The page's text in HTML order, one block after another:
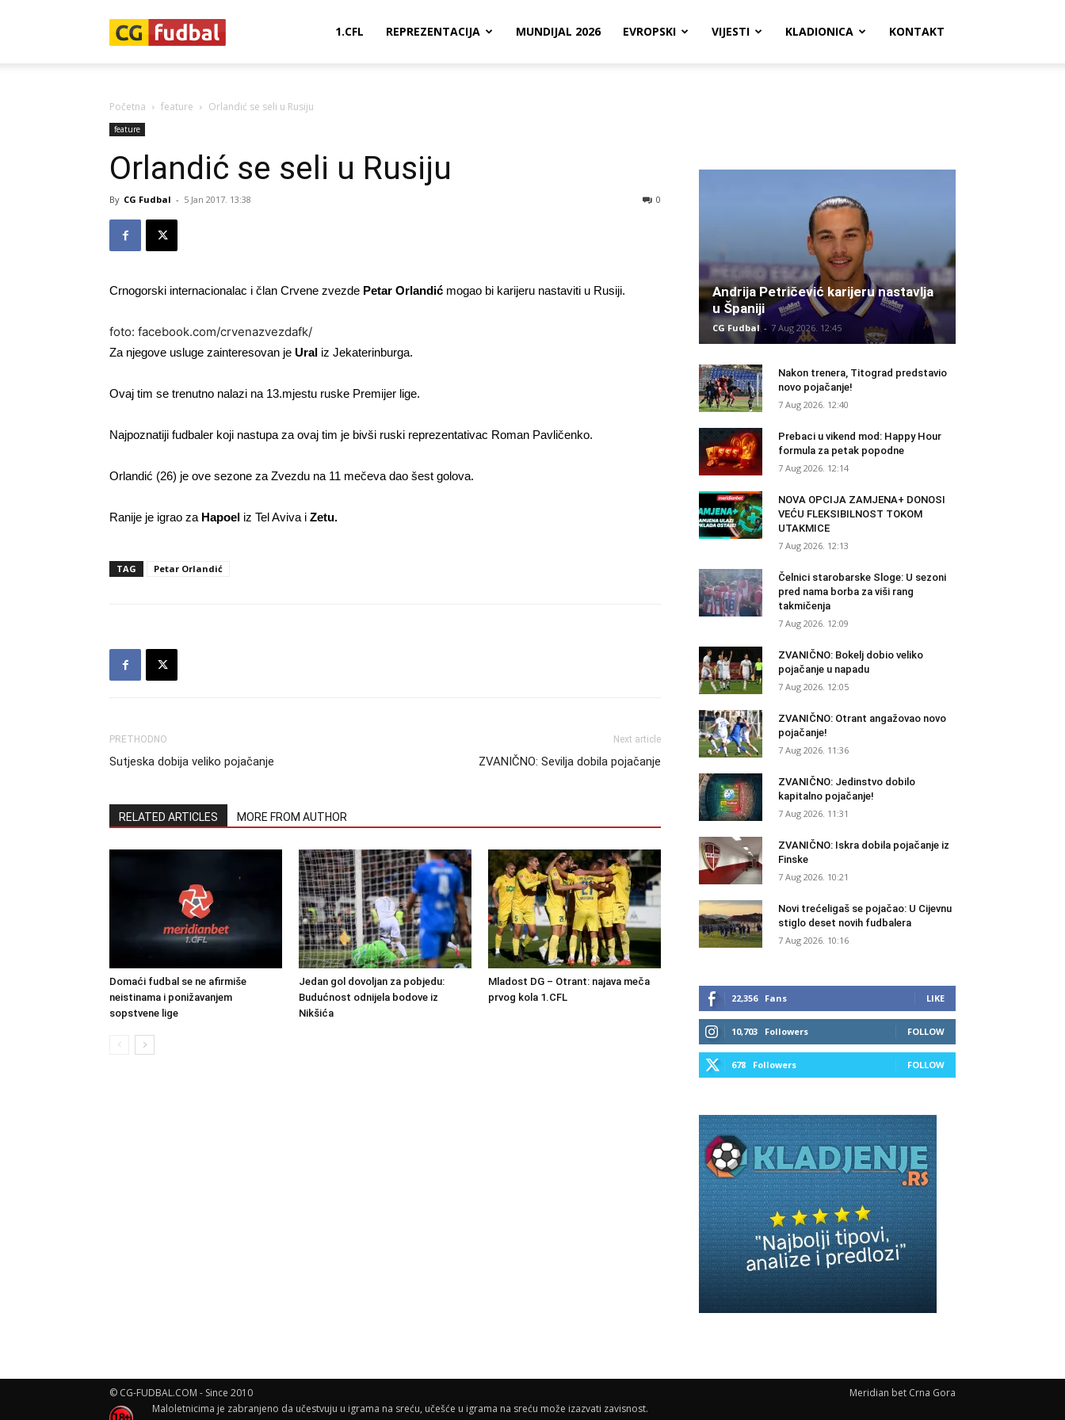
1.CFL REPREZENTACIJA MUNDIJAL 2026 EVROPSKI VIJESTI KLADIONICA KONTAKT
Početna feature Orlandić se seli u Rusiju
feature
Orlandić se seli u Rusiju
By CG Fudbal - 5 Jan 2017. 13:38 0
Crnogorski internacionalac i član Crvene zvezde Petar Orlandić mogao bi karijeru nastaviti u Rusiji.
foto: facebook.com/crvenazvezdafk/
Za njegove usluge zainteresovan je Ural iz Jekaterinburga.
Ovaj tim se trenutno nalazi na 13.mjestu ruske Premijer lige.
Najpoznatiji fudbaler koji nastupa za ovaj tim je bivši ruski reprezentativac Roman Pavličenko.
Orlandić (26) je ove sezone za Zvezdu na 11 mečeva dao šest golova.
Ranije je igrao za Hapoel iz Tel Aviva i Zetu.
TAG Petar Orlandić
PRETHODNO
Sutjeska dobija veliko pojačanje
Next article
ZVANIČNO: Sevilja dobila pojačanje
RELATED ARTICLES MORE FROM AUTHOR
Domaći fudbal se ne afirmiše
neistinama i ponižavanjem
sopstvene lige
Jedan gol dovoljan za pobjedu:
Budućnost odnijela bodove iz
Nikšića
Mladost DG – Otrant: najava meča
prvog kola 1.CFL
Andrija Petričević karijeru nastavlja
u Španiji
CG Fudbal - 7 Aug 2026. 12:45
Nakon trenera, Titograd predstavio
novo pojačanje!
7 Aug 2026. 12:40
Prebaci u vikend mod: Happy Hour
formula za petak popodne
7 Aug 2026. 12:14
NOVA OPCIJA ZAMJENA+ DONOSI
VEĆU FLEKSIBILNOST TOKOM
UTAKMICE
7 Aug 2026. 12:13
Čelnici starobarske Sloge: U sezoni
pred nama borba za viši rang
takmičenja
7 Aug 2026. 12:09
ZVANIČNO: Bokelj dobio veliko
pojačanje u napadu
7 Aug 2026. 12:05
ZVANIČNO: Otrant angažovao novo
pojačanje!
7 Aug 2026. 11:36
ZVANIČNO: Jedinstvo dobilo
kapitalno pojačanje!
7 Aug 2026. 11:31
ZVANIČNO: Iskra dobila pojačanje iz
Finske
7 Aug 2026. 10:21
Novi trećeligaš se pojačao: U Cijevnu
stiglo deset novih fudbalera
7 Aug 2026. 10:16
22,356 Fans LIKE
10,703 Followers FOLLOW
678 Followers FOLLOW
Meridian bet Crna Gora
© CG-FUDBAL.COM - Since 2010
Maloletnicima je zabranjeno da učestvuju u igrama na sreću, učešće u igrama na sreću može izazvati zavisnost.